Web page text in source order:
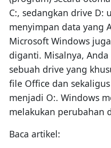
C:, sedangkan drive D:
menyimpan data yang
Microsoft Windows
diganti. Misalnya,
sebuah drive yang
file Office dan
menjadi O:. Windows
melakukan perubahan
Baca artikel: